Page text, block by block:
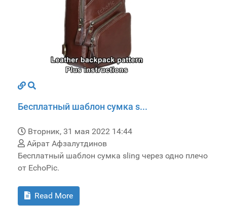
Бесплатный шаблон сумка s...
Вторник, 31 мая 2022 14:44
Айрат Афзалутдинов
Бесплатный шаблон сумка sling через одно плечо
от EchoPic.
Read More